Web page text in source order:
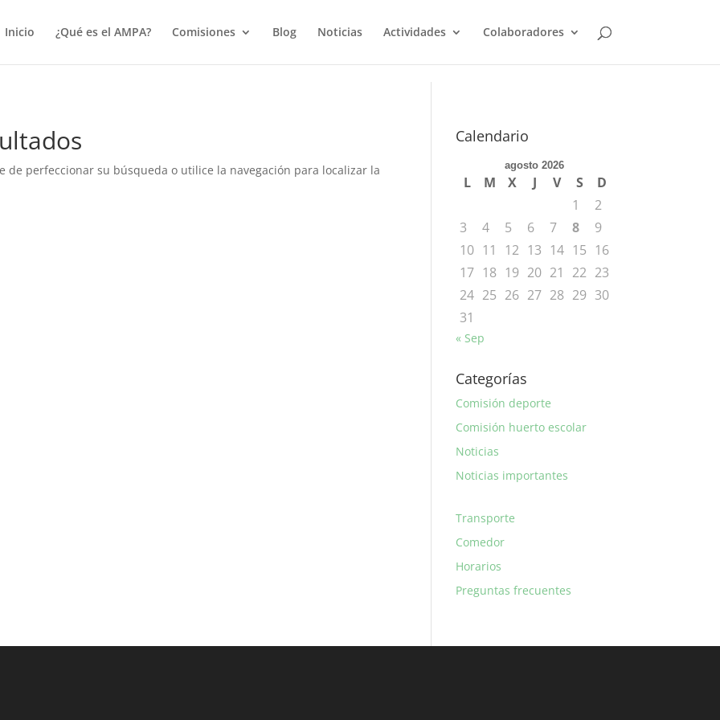
Inicio
¿Qué es el AMPA? Comisiones Blog Noticias Actividades Colaboradores
de perfeccionar su búsqueda o utilice la navegación para localizar la
Calendario
agosto 2026
L M X J V S
D
1
2
3
4 5 6 7 8
9
10 11 12 13 14 15 16
17 18 19 20 21 22 23
24 25 26 27 28 29 30
31
« Sep
Categorías
Comisión deporte
Comisión huerto escolar
Noticias
Noticias importantes
Transporte
Comedor
Horarios
Preguntas frecuentes